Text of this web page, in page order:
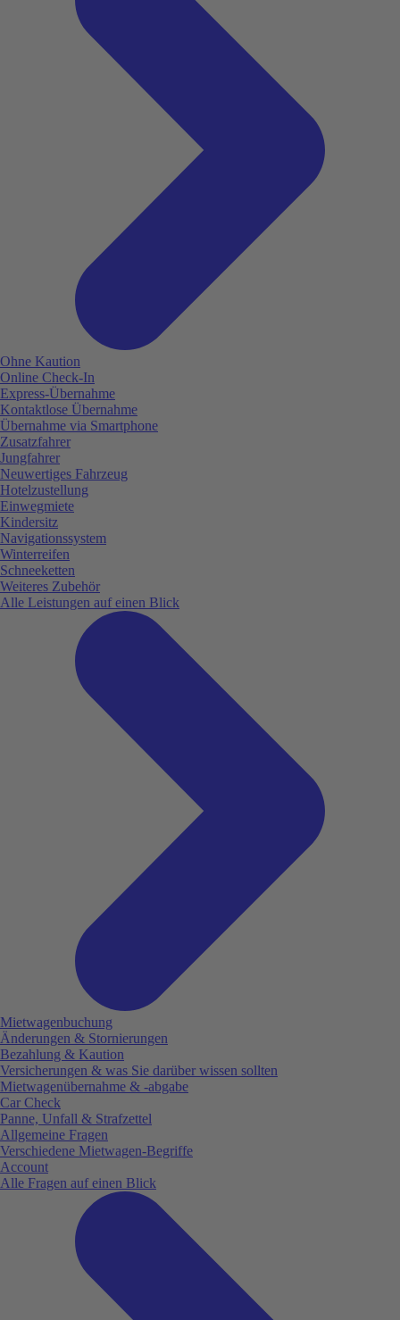
Ohne Kaution
Online Check-In
Express-Übernahme
Kontaktlose Übernahme
Übernahme via Smartphone
Zusatzfahrer
Jungfahrer
Neuwertiges Fahrzeug
Hotelzustellung
Einwegmiete
Kindersitz
Navigationssystem
Winterreifen
Schneeketten
Weiteres Zubehör
Alle Leistungen auf einen Blick
Mietwagenbuchung
Änderungen & Stornierungen
Bezahlung & Kaution
Versicherungen & was Sie darüber wissen sollten
Mietwagenübernahme & -abgabe
Car Check
Panne, Unfall & Strafzettel
Allgemeine Fragen
Verschiedene Mietwagen-Begriffe
Account
Alle Fragen auf einen Blick